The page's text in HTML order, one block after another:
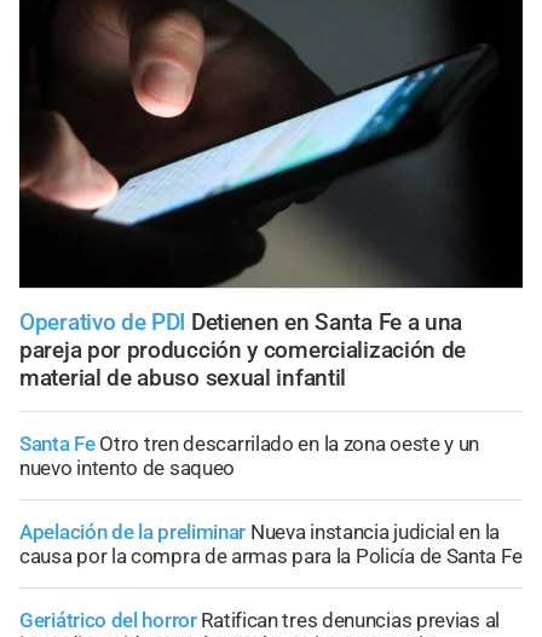
Operativo de PDI Detienen en Santa Fe a una
pareja por producción y comercialización de
material de abuso sexual infantil
Santa Fe Otro tren descarrilado en la zona oeste y un
nuevo intento de saqueo
Apelación de la preliminar Nueva instancia judicial en la
causa por la compra de armas para la Policía de Santa Fe
Geriátrico del horror Ratifican tres denuncias previas al